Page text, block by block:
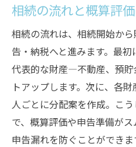
相続税の納付スケ
相続税の支払いに
不動産評価が相続税に
相続税における不
不動産評価額が相
相続税の概算時に
ト
相続の流れと概算評
相続の流れは、相続開始か
告・納税へと進みます。最初
代表的な財産―不動産、預
トアップします。次に、各
人ごとに分配案を作成。こ
で、概算評価や申告準備が
申告漏れを防ぐことができま